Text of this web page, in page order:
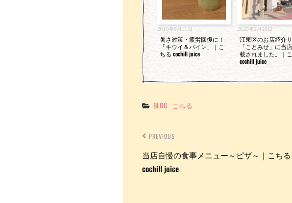
2019年8月11日
暑さ対策・疲労回復に！
「キウイ＆パイン」｜こ
ちる cochill juice
2020年2月28日
江東区のお店紹介
「ことみせ」に当
載されました。｜
cochill juice
Categories
BLOG こちる
PREVIOUS
当店自慢の食事メニュー～ピザ～｜こち
cochill juice